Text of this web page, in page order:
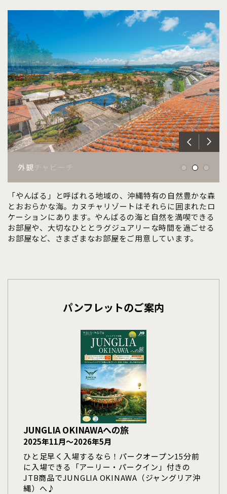
カヌチャスイート
カヌチャビーチ
外観
「やんばる」と呼ばれる地域の、沖縄特有の自然豊かな森
とおおらかな海。カヌチャリゾートはそれらに囲まれたロ
ケーションにあります。やんばるの海と自然を満喫できる
お部屋や、大切なひととラグジュアリーな時間を過ごせる
お部屋など、さまざまなお部屋をご用意しています。
パンフレットのご案内
JUNGLIA OKINAWAへの旅
2025年11月～2026年5月
ひと足早く入場するなら！パークオープン15分前
に入場できる「アーリー・パークイン」付きの
JTB商品でJUNGLIA OKINAWA（ジャングリア沖
縄）へ♪